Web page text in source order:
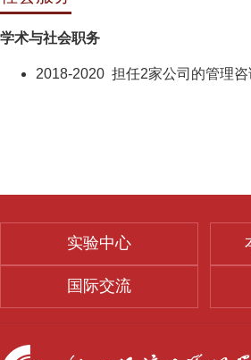
学术与社会职务
2018-2020 担任2家公司的管理咨
实验中心
国际交流